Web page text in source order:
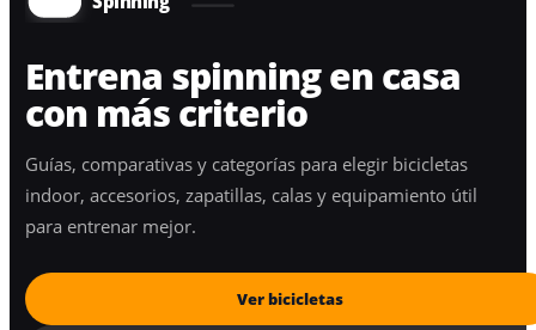
Entrena spinning en casa
con más criterio
Guías, comparativas y categorías para elegir bicicletas
indoor, accesorios, zapatillas, calas y equipamiento útil
para entrenar mejor.
Ver bicicletas